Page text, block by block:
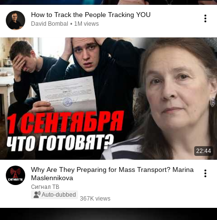
How to Track the People Tracking YOU
David Bombal • 1M views
22:44
Why Are They Preparing for Mass Transport? Marina
Maslennikova
Сигнал ТВ
Auto-dubbed
367K views